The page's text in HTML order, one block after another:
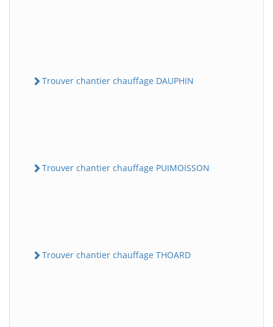
Trouver chantier chauffage DAUPHIN
Trouver chantier chauffage PUIMOISSON
Trouver chantier chauffage THOARD